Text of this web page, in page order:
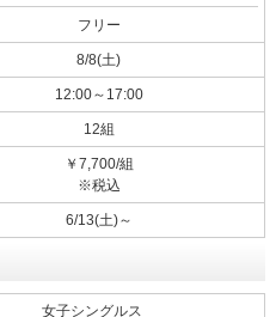
フリー
8/8(土)
12:00～17:00
12組
￥7,700/組
※税込
6/13(土)～
女子シングルス